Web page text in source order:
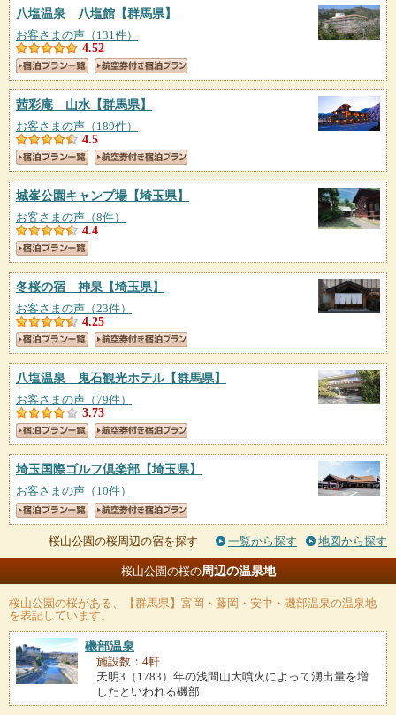
八塩温泉 八塩館 【群馬県】
お客さまの声（131件）
4.52
茜彩庵 山水 【群馬県】
お客さまの声（189件）
4.5
城峯公園キャンプ場【埼玉県】
お客さまの声（8件）
4.4
冬桜の宿 神泉 【埼玉県】
お客さまの声（23件）
4.25
八塩温泉 鬼石観光ホテル【群馬県】
お客さまの声（79件）
3.73
埼玉国際ゴルフ倶楽部 【埼玉県】
お客さまの声（10件）
桜山公園の桜周辺の宿を探す 一覧から探す 地図から探す
桜山公園の桜の周辺の温泉地
桜山公園の桜がある、【群馬県】富岡・藤岡・安中・磯部温泉の温泉地
を表記しています。
磯部温泉
施設数：4軒
天明3（1783）年の浅間山大噴火によって湧出量を増
したといわれる磯部